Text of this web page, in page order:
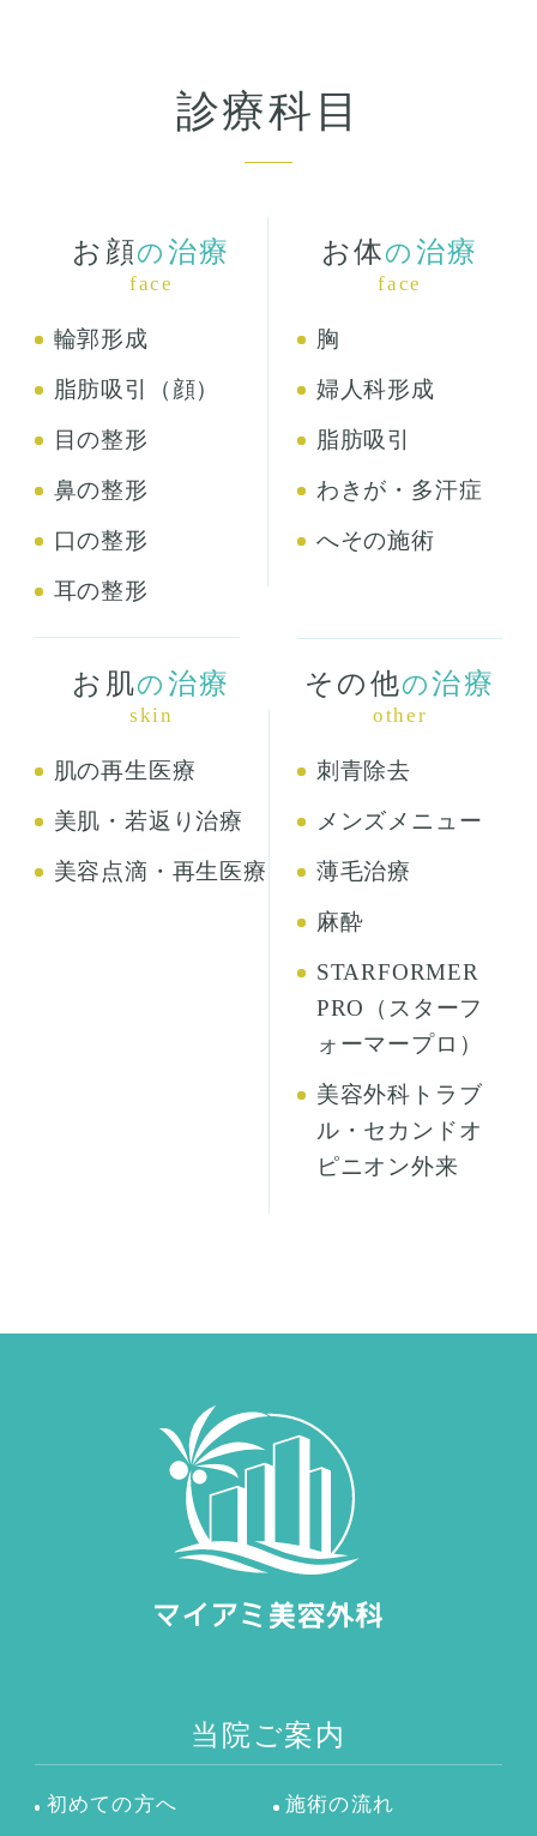
診療科目
お顔の 治療
face
輪郭形成
脂肪吸引（顔）
目の整形
鼻の整形
口の整形
耳の整形
お体の 治療
face
胸
婦人科形成
脂肪吸引
わきが・多汗症
へその施術
お肌の 治療
skin
肌の再生医療
美肌・若返り治療
美容点滴・再生医療
その他の治療
other
刺青除去
メンズメニュー
薄毛治療
麻酔
STARFORMER
PRO（スターフ
ォーマープロ）
美容外科トラブ
ル・セカンドオ
ピニオン外来
当院ご案内
初めての方へ 施術の流れ